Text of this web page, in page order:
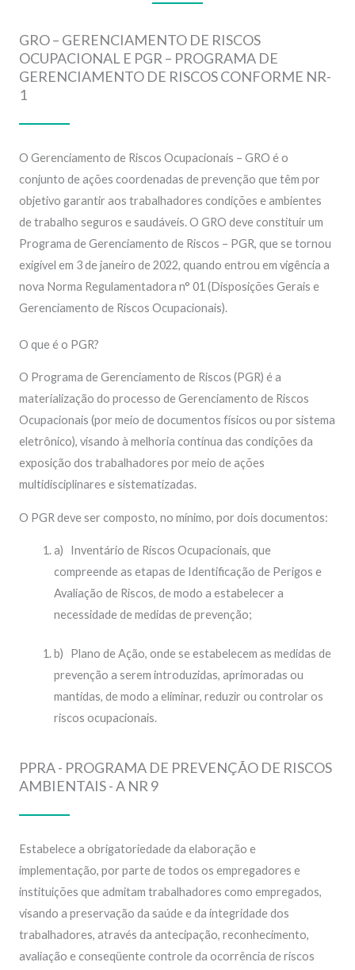
GRO – GERENCIAMENTO DE RISCOS
OCUPACIONAL E PGR – PROGRAMA DE
GERENCIAMENTO DE RISCOS CONFORME NR-
1
O Gerenciamento de Riscos Ocupacionais – GRO é o
conjunto de ações coordenadas de prevenção que têm por
objetivo garantir aos trabalhadores condições e ambientes
de trabalho seguros e saudáveis. O GRO deve constituir um
Programa de Gerenciamento de Riscos – PGR, que se tornou
exigível em 3 de janeiro de 2022, quando entrou em vigência a
nova Norma Regulamentadora n° 01 (Disposições Gerais e
Gerenciamento de Riscos Ocupacionais).
O que é o PGR?
O Programa de Gerenciamento de Riscos (PGR) é a
materialização do processo de Gerenciamento de Riscos
Ocupacionais (por meio de documentos físicos ou por sistema
eletrônico), visando à melhoria contínua das condições da
exposição dos trabalhadores por meio de ações
multidisciplinares e sistematizadas.
O PGR deve ser composto, no mínimo, por dois documentos:
a) Inventário de Riscos Ocupacionais, que
compreende as etapas de Identificação de Perigos e
Avaliação de Riscos, de modo a estabelecer a
necessidade de medidas de prevenção;
b) Plano de Ação, onde se estabelecem as medidas de
prevenção a serem introduzidas, aprimoradas ou
mantidas, de modo a eliminar, reduzir ou controlar os
riscos ocupacionais.
PPRA - PROGRAMA DE PREVENÇÃO DE RISCOS
AMBIENTAIS - A NR 9
Estabelece a obrigatoriedade da elaboração e
implementação, por parte de todos os empregadores e
instituições que admitam trabalhadores como empregados,
visando a preservação da saúde e da integridade dos
trabalhadores, através da antecipação, reconhecimento,
avaliação e conseqüente controle da ocorrência de riscos